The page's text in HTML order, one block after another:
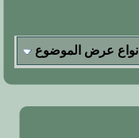
انواع عرض الموضوع